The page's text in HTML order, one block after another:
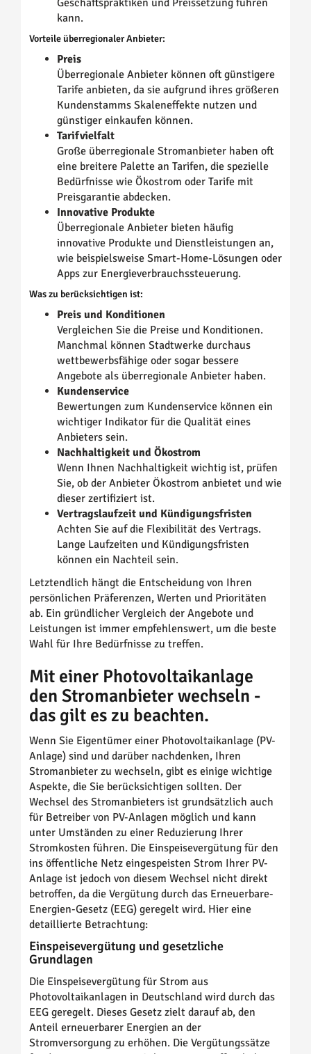
Geschäftspraktiken und Preissetzung führen
kann.
Vorteile überregionaler Anbieter:
Preis
Überregionale Anbieter können oft günstigere
Tarife anbieten, da sie aufgrund ihres größeren
Kundenstamms Skaleneffekte nutzen und
günstiger einkaufen können.
Tarifvielfalt
Große überregionale Stromanbieter haben oft
eine breitere Palette an Tarifen, die spezielle
Bedürfnisse wie Ökostrom oder Tarife mit
Preisgarantie abdecken.
Innovative Produkte
Überregionale Anbieter bieten häufig
innovative Produkte und Dienstleistungen an,
wie beispielsweise Smart-Home-Lösungen oder
Apps zur Energieverbrauchssteuerung.
Was zu berücksichtigen ist:
Preis und Konditionen
Vergleichen Sie die Preise und Konditionen.
Manchmal können Stadtwerke durchaus
wettbewerbsfähige oder sogar bessere
Angebote als überregionale Anbieter haben.
Kundenservice
Bewertungen zum Kundenservice können ein
wichtiger Indikator für die Qualität eines
Anbieters sein.
Nachhaltigkeit und Ökostrom
Wenn Ihnen Nachhaltigkeit wichtig ist, prüfen
Sie, ob der Anbieter Ökostrom anbietet und wie
dieser zertifiziert ist.
Vertragslaufzeit und Kündigungsfristen
Achten Sie auf die Flexibilität des Vertrags.
Lange Laufzeiten und Kündigungsfristen
können ein Nachteil sein.
Letztendlich hängt die Entscheidung von Ihren
persönlichen Präferenzen, Werten und Prioritäten
ab. Ein gründlicher Vergleich der Angebote und
Leistungen ist immer empfehlenswert, um die beste
Wahl für Ihre Bedürfnisse zu treffen.
Mit einer Photovoltaikanlage
den Stromanbieter wechseln -
das gilt es zu beachten.
Wenn Sie Eigentümer einer Photovoltaikanlage (PV-
Anlage) sind und darüber nachdenken, Ihren
Stromanbieter zu wechseln, gibt es einige wichtige
Aspekte, die Sie berücksichtigen sollten. Der
Wechsel des Stromanbieters ist grundsätzlich auch
für Betreiber von PV-Anlagen möglich und kann
unter Umständen zu einer Reduzierung Ihrer
Stromkosten führen. Die Einspeisevergütung für den
ins öffentliche Netz eingespeisten Strom Ihrer PV-
Anlage ist jedoch von diesem Wechsel nicht direkt
betroffen, da die Vergütung durch das Erneuerbare-
Energien-Gesetz (EEG) geregelt wird. Hier eine
detaillierte Betrachtung:
Einspeisevergütung und gesetzliche
Grundlagen
Die Einspeisevergütung für Strom aus
Photovoltaikanlagen in Deutschland wird durch das
EEG geregelt. Dieses Gesetz zielt darauf ab, den
Anteil erneuerbarer Energien an der
Stromversorgung zu erhöhen. Die Vergütungssätze